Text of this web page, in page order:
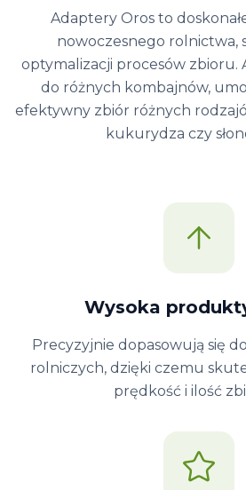
Adaptery Oros to
nowoczesnego rolnictwa,
optymalizacji procesów zbioru.
do różnych kombajnów,
efektywny zbiór różnych
kukurydza czy
Wysoka
Precyzyjnie dopasowują się
rolniczych, dzięki czemu
prędkość i ilość